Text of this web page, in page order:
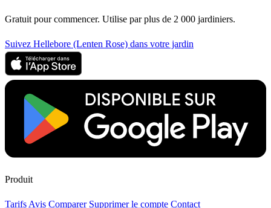
Gratuit pour commencer. Utilise par plus de 2 000 jardiniers.
Suivez Hellebore (Lenten Rose) dans votre jardin
Produit
Tarifs Avis Comparer Supprimer le compte Contact